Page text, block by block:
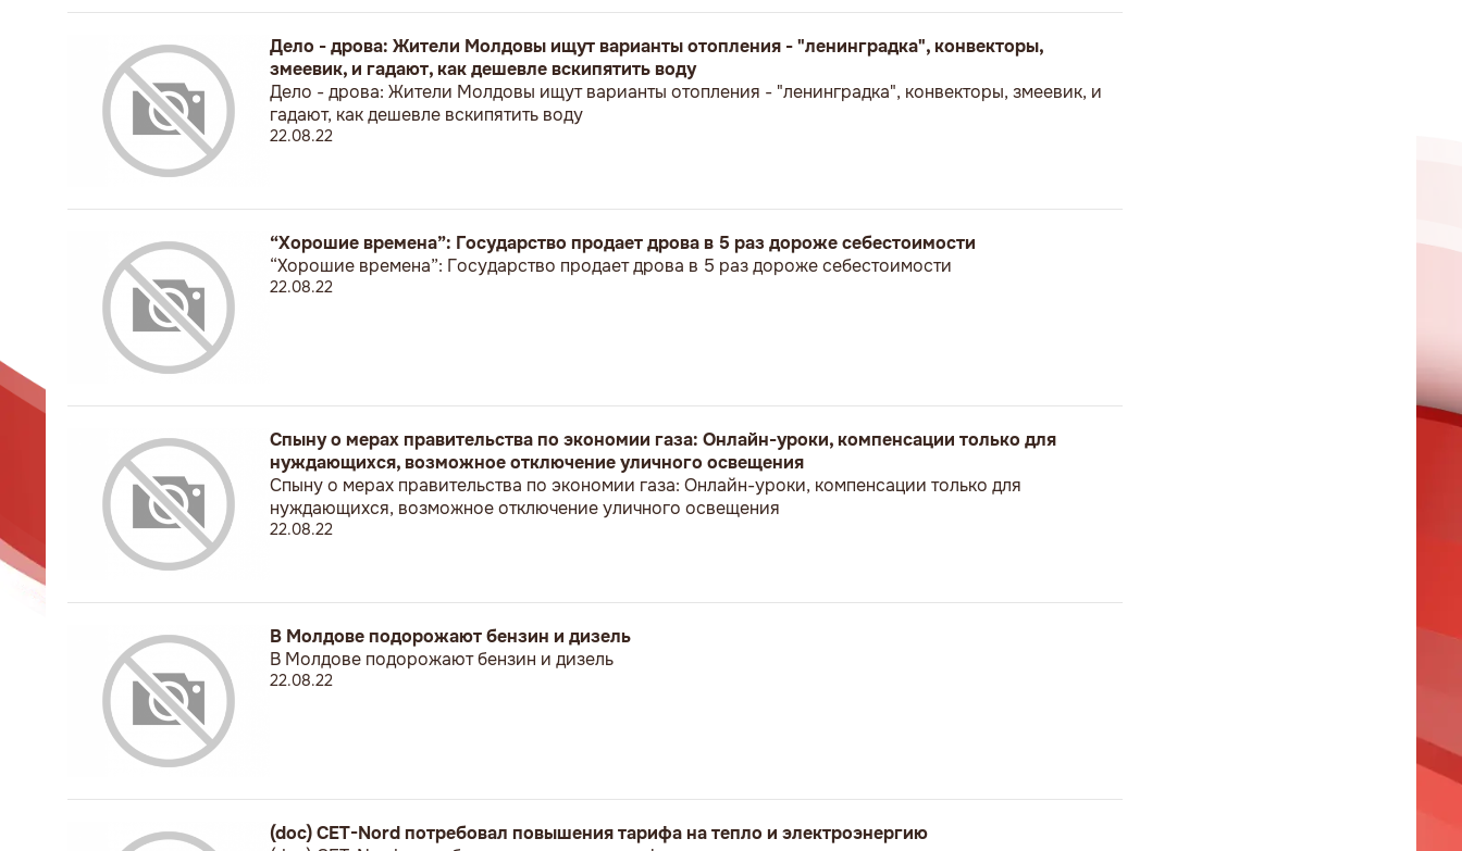
Дело - дрова: Жители Молдовы ищут варианты отопления - "ленинградка", конвекторы,
змеевик, и гадают, как дешевле вскипятить воду
Дело - дрова: Жители Молдовы ищут варианты отопления - "ленинградка", конвекторы, змеевик, и
гадают, как дешевле вскипятить воду
22.08.22
“Хорошие времена”: Государство продает дрова в 5 раз дороже себестоимости
“Хорошие времена”: Государство продает дрова в 5 раз дороже себестоимости
22.08.22
Спыну о мерах правительства по экономии газа: Онлайн-уроки, компенсации только для
нуждающихся, возможное отключение уличного освещения
Спыну о мерах правительства по экономии газа: Онлайн-уроки, компенсации только для
нуждающихся, возможное отключение уличного освещения
22.08.22
В Молдове подорожают бензин и дизель
В Молдове подорожают бензин и дизель
22.08.22
(doc) CET-Nord потребовал повышения тарифа на тепло и электроэнергию